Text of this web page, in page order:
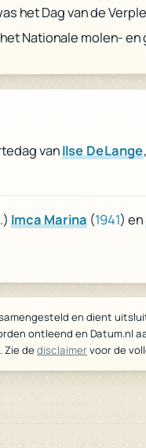
het Dag van de
Nationale molen-
vanIlse DeLange
Imca Marina (1941) en
en dient
ontleend en Datum.nl
Zie dedisclaimervoor de